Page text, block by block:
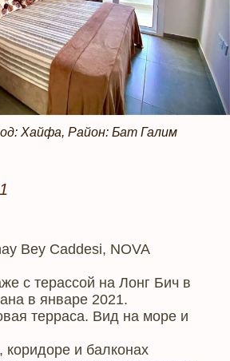
Хайфа, Район: Бат Галим
Bey Caddesi, NOVA
с терассой на Лонг Бич в
в январе 2021.
терраса. Вид на море и
коридоре и балконах